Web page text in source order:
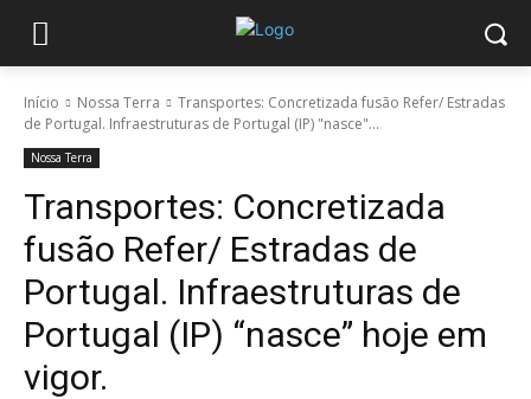
Início Nossa Terra
Transportes: Concretizada fusão Refer/ Estradas
de Portugal. Infraestruturas de Portugal (IP) "nasce"...
Nossa Terra
Transportes: Concretizada
fusão Refer/ Estradas de
Portugal. Infraestruturas de
Portugal (IP) “nasce” hoje em
vigor.